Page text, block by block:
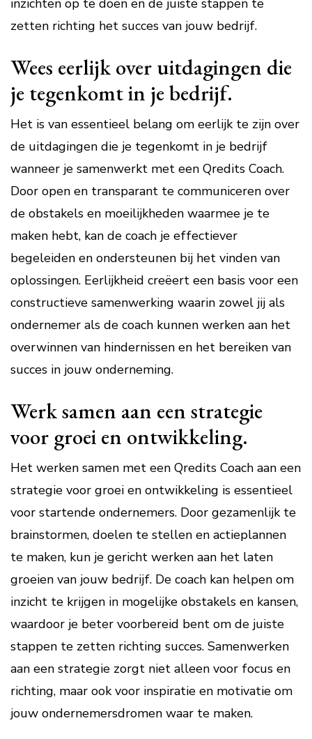
inzichten op te doen en de juiste stappen te
zetten richting het succes van jouw bedrijf.
Wees eerlijk over uitdagingen die
je tegenkomt in je bedrijf.
Het is van essentieel belang om eerlijk te zijn over
de uitdagingen die je tegenkomt in je bedrijf
wanneer je samenwerkt met een Qredits Coach.
Door open en transparant te communiceren over
de obstakels en moeilijkheden waarmee je te
maken hebt, kan de coach je effectiever
begeleiden en ondersteunen bij het vinden van
oplossingen. Eerlijkheid creëert een basis voor een
constructieve samenwerking waarin zowel jij als
ondernemer als de coach kunnen werken aan het
overwinnen van hindernissen en het bereiken van
succes in jouw onderneming.
Werk samen aan een strategie
voor groei en ontwikkeling.
Het werken samen met een Qredits Coach aan een
strategie voor groei en ontwikkeling is essentieel
voor startende ondernemers. Door gezamenlijk te
brainstormen, doelen te stellen en actieplannen
te maken, kun je gericht werken aan het laten
groeien van jouw bedrijf. De coach kan helpen om
inzicht te krijgen in mogelijke obstakels en kansen,
waardoor je beter voorbereid bent om de juiste
stappen te zetten richting succes. Samenwerken
aan een strategie zorgt niet alleen voor focus en
richting, maar ook voor inspiratie en motivatie om
jouw ondernemersdromen waar te maken.